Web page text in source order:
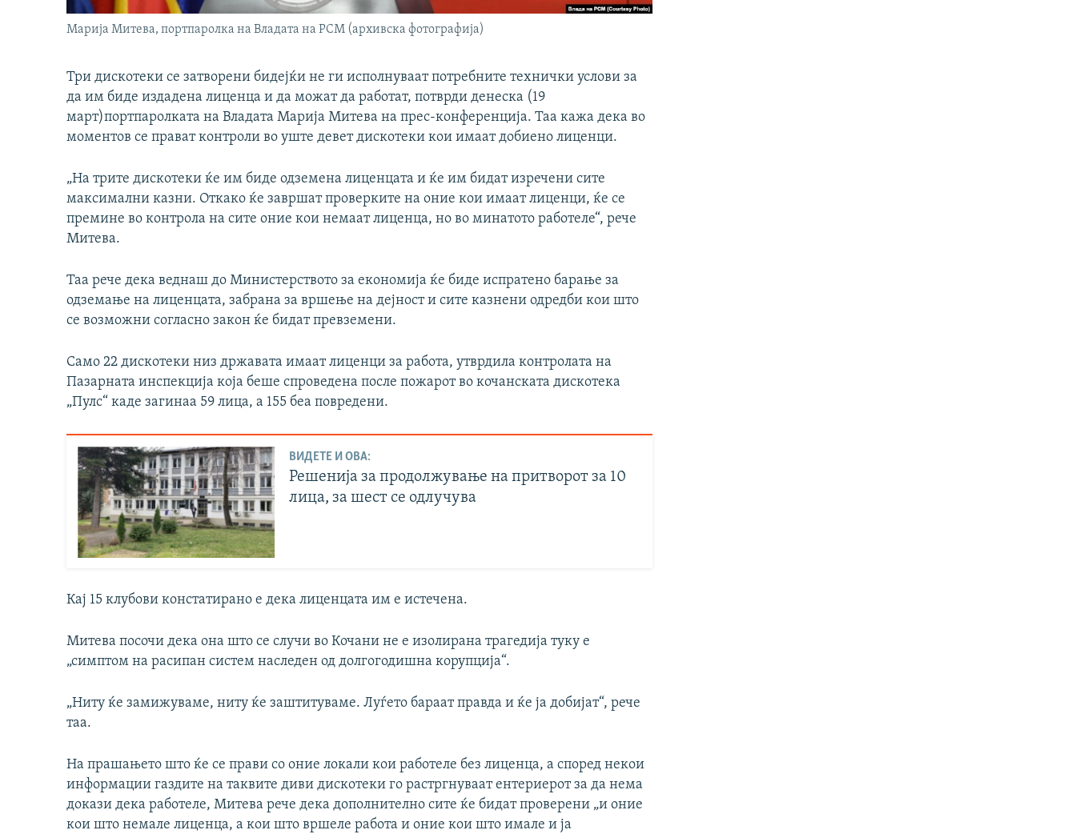
Марија Митева, портпаролка на Владата на РСМ (архивска фотографија)
Три дискотеки се затворени бидејќи не ги исполнуваат потребните технички услови за
да им биде издадена лиценца и да можат да работат, потврди денеска (19
март)портпаролката на Владата Марија Митева на прес-конференција. Таа кажа дека во
моментов се прават контроли во уште девет дискотеки кои имаат добиено лиценци.
„На трите дискотеки ќе им биде одземена лиценцата и ќе им бидат изречени сите
максимални казни. Откако ќе завршат проверките на оние кои имаат лиценци, ќе се
премине во контрола на сите оние кои немаат лиценца, но во минатото работеле“, рече
Митева.
Таа рече дека веднаш до Министерството за економија ќе биде испратено барање за
одземање на лиценцата, забрана за вршење на дејност и сите казнени одредби кои што
се возможни согласно закон ќе бидат превземени.
Само 22 дискотеки низ државата имаат лиценци за работа, утврдила контролата на
Пазарната инспекција која беше спроведена после пожарот во кочанската дискотека
„Пулс“ каде загинаа 59 лица, а 155 беа повредени.
ВИДЕТЕ И ОВА:
Решенија за продолжување на притворот за 10
лица, за шест се одлучува
Кај 15 клубови констатирано е дека лиценцата им е истечена.
Митева посочи дека она што се случи во Кочани не е изолирана трагедија туку е
„симптом на расипан систем наследен од долгогодишна корупција“.
„Ниту ќе замижуваме, ниту ќе заштитуваме. Луѓето бараат правда и ќе ја добијат“, рече
таа.
На прашањето што ќе се прави со оние локали кои работеле без лиценца, а според некои
информации газдите на таквите диви дискотеки го растргнуваат ентериерот за да нема
докази дека работеле, Митева рече дека дополнително сите ќе бидат проверени „и оние
кои што немале лиценца, а кои што вршеле работа и оние кои што имале и ја